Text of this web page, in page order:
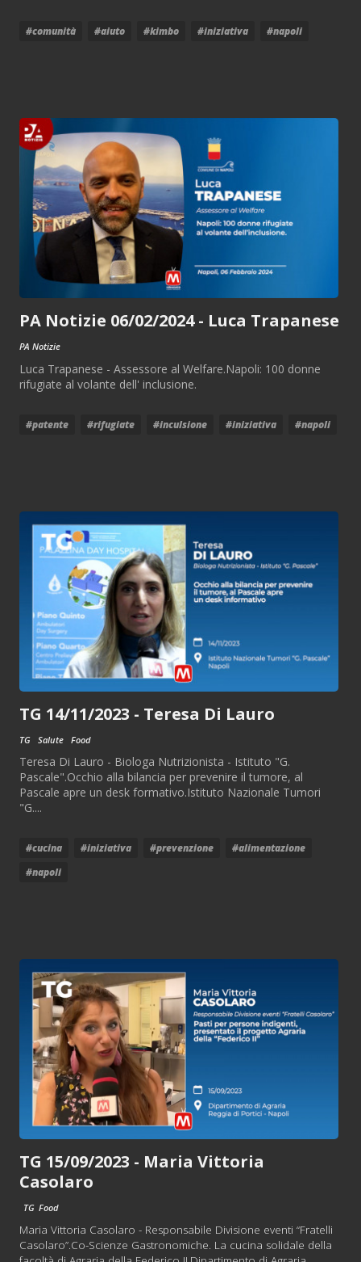
#comunità #aiuto #kimbo #iniziativa #napoli
PA Notizie 06/02/2024 - Luca Trapanese
PA Notizie
Luca Trapanese - Assessore al Welfare.Napoli: 100 donne
rifugiate al volante dell' inclusione.
#patente #rifugiate #inculsione #iniziativa #napoli
TG 14/11/2023 - Teresa Di Lauro
TG Salute Food
Teresa Di Lauro - Biologa Nutrizionista - Istituto "G.
Pascale".Occhio alla bilancia per prevenire il tumore, al
Pascale apre un desk formativo.Istituto Nazionale Tumori
"G....
#cucina #iniziativa #prevenzione
#alimentazione
#napoli
TG 15/09/2023 - Maria Vittoria
Casolaro
TG Food
Maria Vittoria Casolaro - Responsabile Divisione eventi “Fratelli
Casolaro”.Co-Scienze Gastronomiche. La cucina solidale della